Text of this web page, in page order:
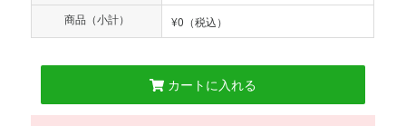
商品（小計） ¥0 （税込）
カートに入れる